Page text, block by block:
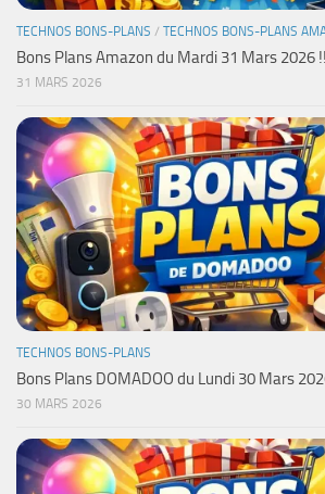
TECHNOS BONS-PLANS / TECHNOS BONS-PLANS
Bons Plans Amazon du Mardi 31 Mars 2026
31 MARS 2026
TECHNOS BONS-PLANS
Bons Plans DOMADOO du Lundi 30 Mars
30 MARS 2026